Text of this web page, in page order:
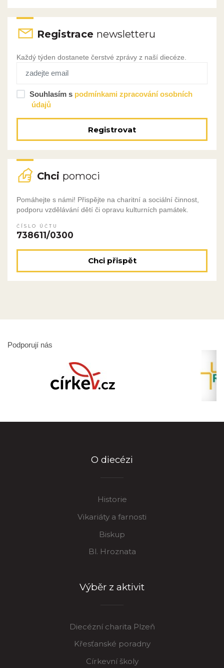
Registrace newsletteru
Každý týden dostanete čerstvé zprávy z naší diecéze.
Souhlasím s podmínkami zpracování osobních
údajů
Registrovat
Chci pomoci
Pomáhejte s námi! Přispějte na charitní a sociální činnost,
podporu vzdělávání dětí či opravu kulturních památek.
ČÍSLO ÚČTU
738611/0300
Chci přispět
Podporují nás
O diecézi
Historie
Vikariáty a farnosti
Biskup
Bl. Hroznata
Výběr z aktivit
Diecézní charita Plzeň
Křesťanské poradny
Církevní školy